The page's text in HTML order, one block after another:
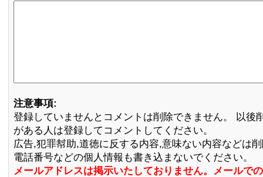
注意事項:
登録していませんとコメントは削除できません。 以後
がある人は登録してコメントしてください。
広告,犯罪幇助,道徳に反する内容,意味ない内容などは
電話番号などの個人情報も書き込まないでください。
メールアドレスは掲示いたしておりません。メールで